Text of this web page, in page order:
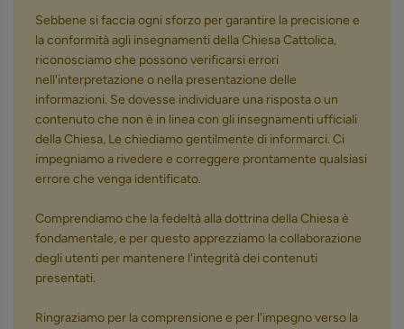
Sebbene si faccia ogni sforzo per garantire la precisione e
la conformità agli insegnamenti della Chiesa Cattolica,
riconosciamo che possono verificarsi errori
nell'interpretazione o nella presentazione delle
informazioni. Se dovesse individuare una risposta o un
contenuto che non è in linea con gli insegnamenti ufficiali
della Chiesa, Le chiediamo gentilmente di informarci. Ci
impegniamo a rivedere e correggere prontamente qualsiasi
errore che venga identificato.
Comprendiamo che la fedeltà alla dottrina della Chiesa è
fondamentale, e per questo apprezziamo la collaborazione
degli utenti per mantenere l'integrità dei contenuti
presentati.
Ringraziamo per la comprensione e per l'impegno verso la